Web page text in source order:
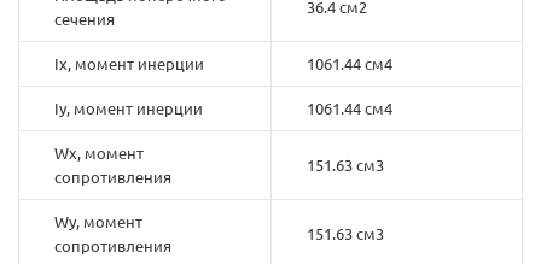
сечения
36.4 см2
Ix, момент инерции 1061.44 см4
Iy, момент инерции 1061.44 см4
Wx, момент
сопротивления
151.63 см3
Wy, момент
сопротивления
151.63 см3